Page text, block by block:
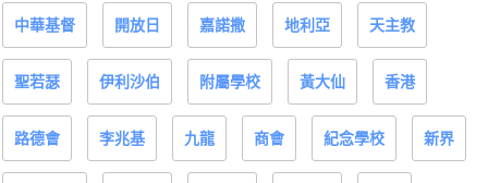
中華基督 開放日 嘉諾撒 地利亞 天主教
聖若瑟 伊利沙伯 附屬學校 黃大仙 香港
路德會 李兆基 九龍 商會 紀念學校 新界